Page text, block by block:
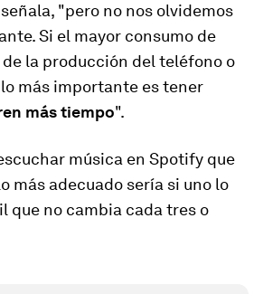
señala, "pero no nos olvidemos
Si el mayor consumo de
la producción del teléfono o
más importante es tener
más tiempo".
música en Spotify que
más adecuado sería si uno lo
que no cambia cada tres o